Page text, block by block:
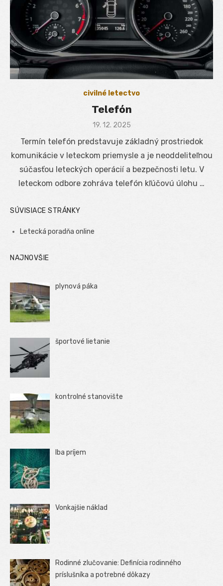
civilné letectvo
Telefón
Posted
19. 12. 2025
Termín telefón predstavuje základný prostriedok
komunikácie v leteckom priemysle a je neoddeliteľnou
súčasťou leteckých operácií a bezpečnosti letu. V
leteckom odbore zohráva telefón kľúčovú úlohu …
SÚVISIACE STRÁNKY
Letecká poradňa online
NAJNOVŠIE
plynová páka
športové lietanie
kontrolné stanovište
Iba príjem
Vonkajšie náklad
Rodinné zlučovanie: Definícia rodinného
príslušníka a potrebné dôkazy